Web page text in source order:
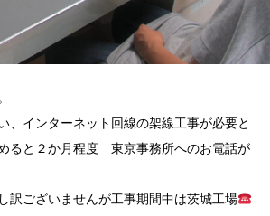
、インターネット回線の架線工事が必要と
ると２か月程度 東京事務所へのお電話が
訳ございませんが工事期間中は茨城工場